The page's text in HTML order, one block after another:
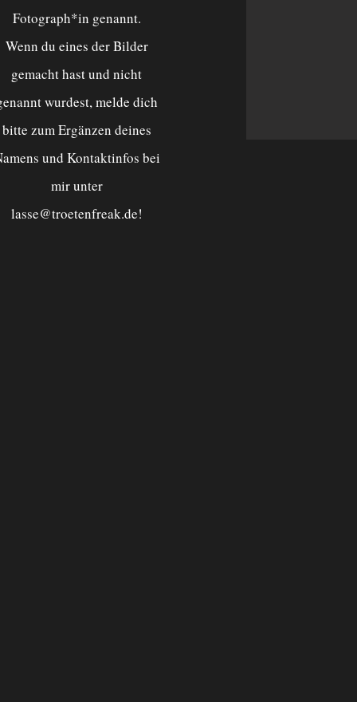
Fotograph*in genannt.
Wenn du eines der Bilder
gemacht hast und nicht
wurdest, melde dich
bitte zum Ergänzen deines
und Kontaktinfos bei
mir unter
lasse@troetenfreak.de!